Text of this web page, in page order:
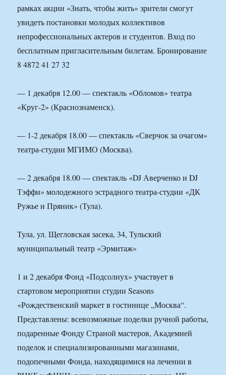
рамках акции «Знать, чтобы жить» зрители смогут
увидеть постановки молодых коллективов
непрофессиональных актеров и студентов. Вход по
бесплатным пригласительным билетам. Бронирование
8 4872 41 27 32
— 1 декабря 12.00 — спектакль «Обломов» театра
«Круг-2» (Краснознаменск).
— 1-2 декабря 18.00 — спектакль «Сверчок за очагом»
театра-студии МГИМО (Москва).
— 2 декабря 18.00 — спектакль «DJ Аверченко и DJ
Тэффи» молодежного эстрадного театра-студии «ДК
Ружье и Пряник» (Тула).
Тула, ул. Щегловская засека, 34, Тульский
муниципальный театр «Эрмитаж»
1 и 2 декабря Фонд «Подсолнух» участвует в
стартовом мероприятии студии Seasons
«Рождественский маркет в гостинице „Москва“.
Представлены: всевозможные поделки ручной работы,
подаренные Фонду Страной мастеров, Академией
поделок и специализированными магазинами,
подопечными Фонда, находящимися на лечении в